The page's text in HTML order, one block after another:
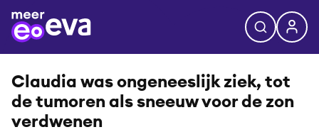
⭐Premium
Nienke van Denderen
Claudia was ongeneeslijk ziek, tot
de tumoren als sneeuw voor de zon
verdwenen